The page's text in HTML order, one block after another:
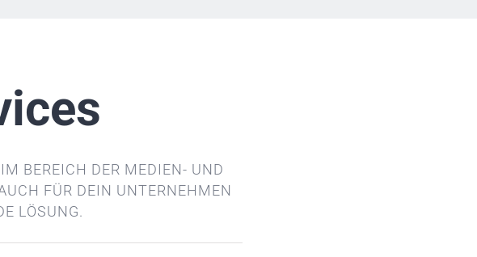
BEREICH DER MEDIEN- UND
FÜR DEIN UNTERNEHMEN
LÖSUNG.